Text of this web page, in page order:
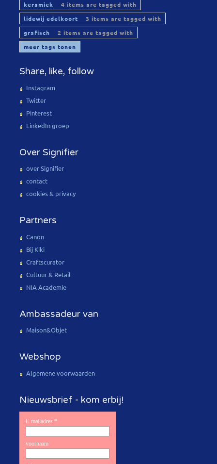
keramiek
4 items are tagged with
lidewij edelkoort
3 items are tagged with
grafisch
2 items are tagged with
meer tags tonen
Share, like, follow
Instagram
Twitter
Pinterest
LinkedIn groep
Over Signifier
over Signifier
contact
cookies & privacy
Partners
Canon
Bij Kiki
Craftscurator
Cultuur & Retail
NIA Academie
Ambassadeur van
Maison&Objet
Webshop
Algemene voorwaarden
Nieuwsbrief - kom erbij!